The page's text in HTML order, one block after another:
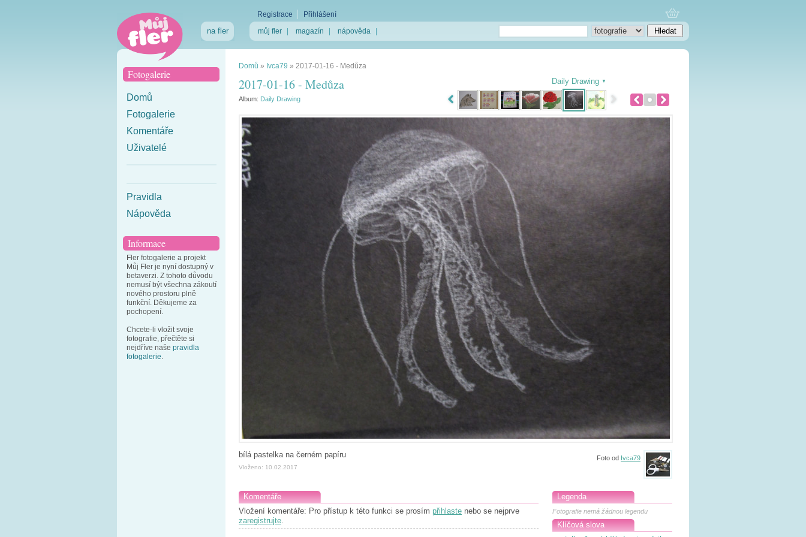
na fler
Registrace
Přihlášení
můj fler
magazín nápověda
Fotogalerie
Domů
Fotogalerie
Komentáře
Uživatelé
Pravidla
Nápověda
Informace
Fler fotogalerie a projekt
Můj Fler je nyní dostupný v
betaverzi. Z tohoto důvodu
nemusí být všechna zákoutí
nového prostoru plně
funkční. Děkujeme za
pochopení.
Chcete-li vložit svoje
fotografie, přečtěte si
nejdříve naše pravidla
fotogalerie.
Domů » Ivca79 » 2017-01-16 - Medůza
2017-01-16 - Medůza
Album: Daily Drawing
Daily Drawing ▼
bílá pastelka na černém papíru
Vloženo: 10.02.2017
Foto od Ivca79
Komentáře
Vložení komentáře: Pro přístup k této funkci se prosím přihlaste nebo se nejprve
zaregistrujte.
Legenda
Fotografie nemá žádnou legendu
Klíčová slova